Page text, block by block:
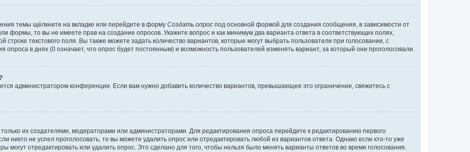
темы щёлкните на вкладке или перейдите в форму Создать опрос под основной формой для создания сообщения, в зависимости от
формы, то вы не имеете прав на создание опросов. Укажите вопрос и как минимум два варианта ответа в соответствующих полях,
текстового поля. Вы также можете задать количество вариантов, которые могут выбрать пользователи при голосовании, с
в днях (0 означает, что опрос будет постоянным) и возможность пользователей изменять вариант, за который они проголосовали.
администратором конференции. Если вам нужно добавить количество вариантов, превышающее это ограничение, свяжитесь с
их создателями, модераторами или администраторами. Для редактирования опроса перейдите к редактированию первого
никто не успел проголосовать, то вы можете удалить опрос или отредактировать любой из вариантов ответа. Однако если кто-то уже
могут отредактировать или удалить опрос. Это сделано для того, чтобы нельзя было менять варианты ответов во время голосования.